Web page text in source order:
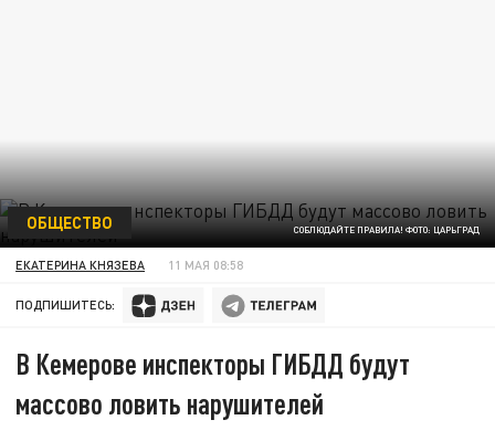
СОБЛЮДАЙТЕ ПРАВИЛА! ФОТО: ЦАРЬГРАД
ОБЩЕСТВО
ЕКАТЕРИНА КНЯЗЕВА 11 МАЯ 08:58
ПОДПИШИТЕСЬ:
В Кемерове инспекторы ГИБДД будут
массово ловить нарушителей